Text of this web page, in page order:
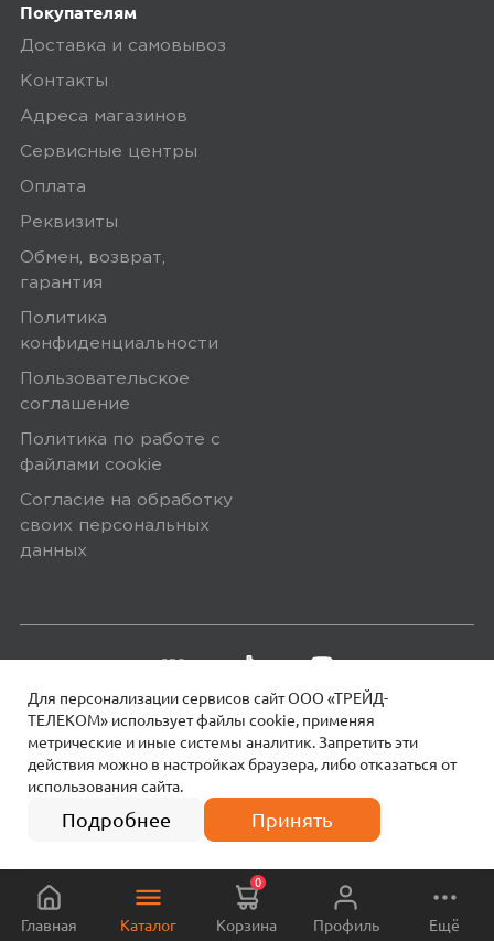
Для персонализации сервисов сайт ООО «ТРЕЙД-
ТЕЛЕКОМ» использует файлы сookie, применяя
метрические и иные системы аналитик. Запретить эти
действия можно в настройках браузера, либо отказаться от
использования сайта.
Подробнее Принять
1 990
нужны были недорогие наушники,
которые можно спокойно таскать с
собой, не боясь потерять или
утопить. И, надо сказать, за свои
деньги они выдали больше, чем я
дороге на работу. И пока вообще не
пожалел. Сами наушники очень
лёгкие, в ушах сидят удобно, не
выпадают даже когда бегаю или
быстро иду. Насадки в комплекте
трёх размеров...
Минусы
Нет индикации заряда в процентах.
Плюсы
polinaklim9
Лёгкие, милые и удобные. Купила
Покупателям
Доставка и самовывоз
Контакты
Адреса магазинов
Сервисные центры
Оплата
Реквизиты
Обмен, возврат,
гарантия
Политика
конфиденциальности
Пользовательское
соглашение
Политика по работе с
файлами сookie
Согласие на обработку
своих персональных
данных
© 2026 МОТИВ. Все права защищены!
Главная Каталог Корзина
0
Профиль Ещё